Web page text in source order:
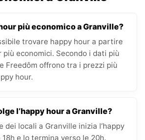
più economico a Granville?
trovare happy hour a partire
più economici. Secondo i dati più
Freedôm offrono tra i prezzi più
hour.
l’happy hour a Granville?
dei locali a Granville inizia l’happy
e lo termina verso le 20h.